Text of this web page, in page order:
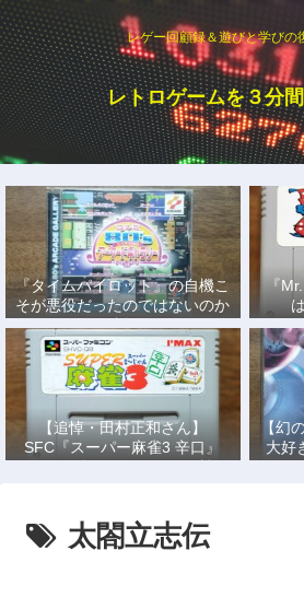
レゲー回顧録＆遊びと学びの
レトロゲームを３分
『タイムパイロット』の自機こ
そが悪役だったのではないのか
説
『
【追悼・田村正和さん】
SFC『スーパー麻雀3 辛口』
で、あの名優になりきって戦っ
【幻
大好
太閤立志伝